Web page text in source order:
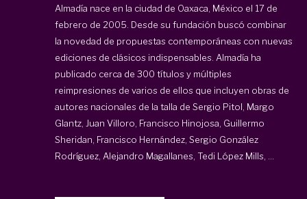
Almadía nace en la ciudad de Oaxaca, México el 17 de
febrero de 2005. Desde su fundación buscó combinar
la novedad de propuestas contemporáneas con nuevas
ediciones de clásicos indispensables. Almadía ha
publicado cerca de 300 títulos y múltiples
reimpresiones de varios de ellos que incluyen obras de
autores nacionales de la talla de Sergio Pitol, Margo
Glantz, Juan Villoro, Francisco Hinojosa, Guillermo
Sheridan, Francisco Hernández, Sergio González
Rodríguez, Alejandro Magallanes, Tedi López Mills, ...